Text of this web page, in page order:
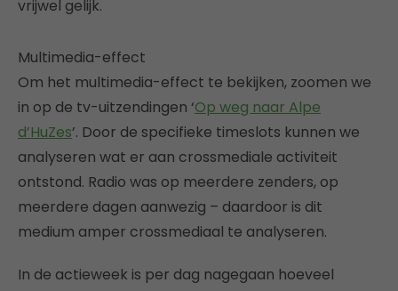
vrijwel gelijk.
Multimedia-effect
Om het multimedia-effect te bekijken, zoomen we
in op de tv-uitzendingen ‘Op weg naar Alpe
d’HuZes’. Door de specifieke timeslots kunnen we
analyseren wat er aan crossmediale activiteit
ontstond. Radio was op meerdere zenders, op
meerdere dagen aanwezig – daardoor is dit
medium amper crossmediaal te analyseren.
In de actieweek is per dag nagegaan hoeveel